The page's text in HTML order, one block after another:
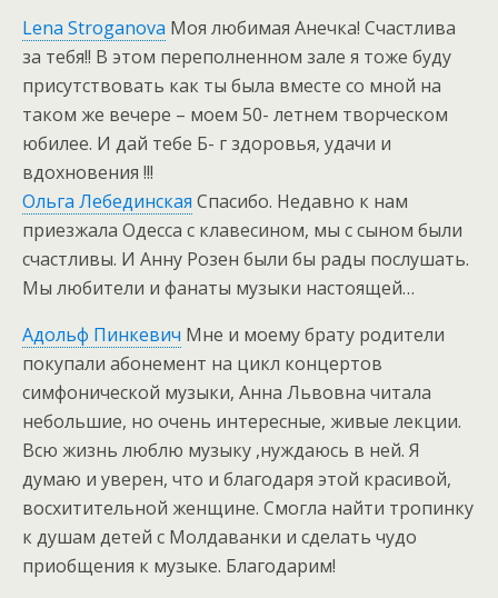
Lena Stroganova Моя любимая Анечка! Счастлива
за тебя!! В этом переполненном зале я тоже буду
присутствовать как ты была вместе со мной на
таком же вечере – моем 50- летнем творческом
юбилее. И дай тебе Б- г здоровья, удачи и
вдохновения !!!
Ольга Лебединская Спасибо. Недавно к нам
приезжала Одесса с клавесином, мы с сыном были
счастливы. И Анну Розен были бы рады послушать.
Мы любители и фанаты музыки настоящей…
Адольф Пинкевич Мне и моему брату родители
покупали абонемент на цикл концертов
симфонической музыки, Анна Львовна читала
небольшие, но очень интересные, живые лекции.
Всю жизнь люблю музыку ,нуждаюсь в ней. Я
думаю и уверен, что и благодаря этой красивой,
восхитительной женщине. Смогла найти тропинку
к душам детей с Молдаванки и сделать чудо
приобщения к музыке. Благодарим!